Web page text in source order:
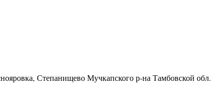
Степанищево Мучкапского р-на Тамбовской обл.